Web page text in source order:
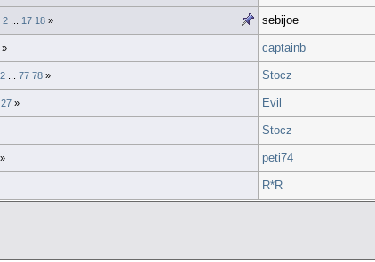
2 17 18 » sebijoe
» captainb
2 77 78 » Stocz
27 » Evil
Stocz
» peti74
R*R